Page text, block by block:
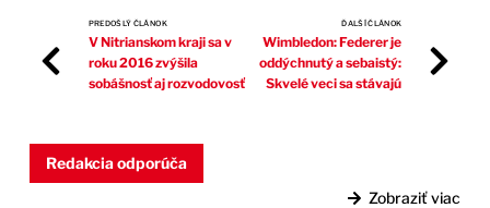
PREDOŠLÝ ČLÁNOK
V Nitrianskom kraji sa v
roku 2016 zvýšila
sobášnosť aj rozvodovosť
ĎALŠÍ ČLÁNOK
Wimbledon: Federer je
oddýchnutý a sebaistý:
Skvelé veci sa stávajú
Redakcia odporúča
Zobraziť viac